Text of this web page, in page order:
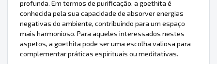
profunda. Em termos de purificação, a goethita é
conhecida pela sua capacidade de absorver energias
negativas do ambiente, contribuindo para um espaço
mais harmonioso. Para aqueles interessados nestes
aspetos, a goethita pode ser uma escolha valiosa para
complementar práticas espirituais ou meditativas.